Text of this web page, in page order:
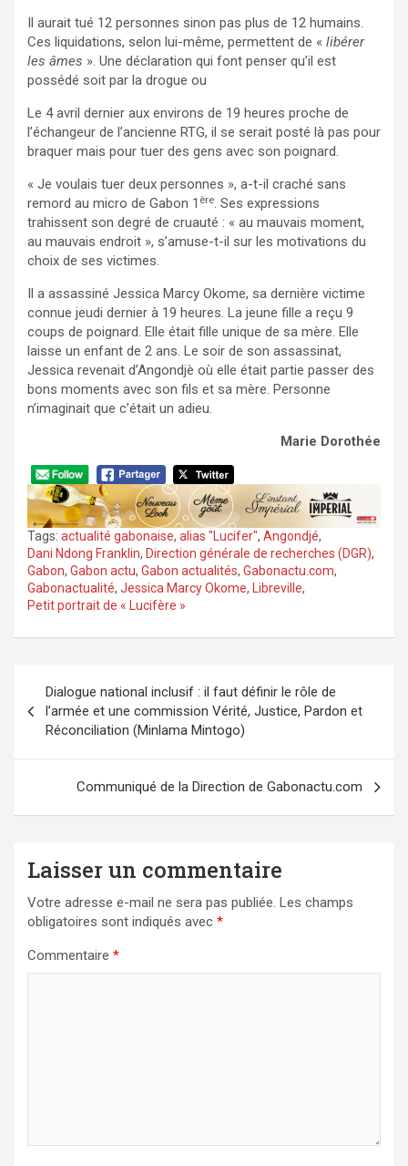
Il aurait tué 12 personnes sinon pas plus de 12 humains.
Ces liquidations, selon lui-même, permettent de « libérer
les âmes ». Une déclaration qui font penser qu’il est
possédé soit par la drogue ou
Le 4 avril dernier aux environs de 19 heures proche de
l’échangeur de l’ancienne RTG, il se serait posté là pas pour
braquer mais pour tuer des gens avec son poignard.
« Je voulais tuer deux personnes », a-t-il craché sans
remord au micro de Gabon 1 ère. Ses expressions
trahissent son degré de cruauté : « au mauvais moment,
au mauvais endroit », s’amuse-t-il sur les motivations du
choix de ses victimes.
Il a assassiné Jessica Marcy Okome, sa dernière victime
connue jeudi dernier à 19 heures. La jeune fille a reçu 9
coups de poignard. Elle était fille unique de sa mère. Elle
laisse un enfant de 2 ans. Le soir de son assassinat,
Jessica revenait d’Angondjè où elle était partie passer des
bons moments avec son fils et sa mère. Personne
n’imaginait que c’était un adieu.
Marie Dorothée
Tags: actualité gabonaise, alias "Lucifer", Angondjé,
Dani Ndong Franklin, Direction générale de recherches (DGR),
Gabon, Gabon actu, Gabon actualités, Gabonactu.com,
Gabonactualité, Jessica Marcy Okome, Libreville,
Petit portrait de « Lucifère »
de
l’article
Dialogue national inclusif : il faut définir le rôle de
l’armée et une commission Vérité, Justice, Pardon et
Réconciliation (Minlama Mintogo)
Communiqué de la Direction de Gabonactu.com
Laisser un commentaire
Votre adresse e-mail ne sera pas publiée. Les champs
obligatoires sont indiqués avec *
Commentaire *